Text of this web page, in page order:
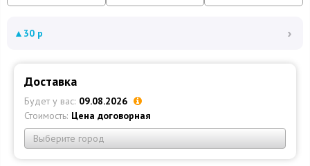
▲ 30 р ›
Доставка
Будет у вас: 09.08.2026
Стоимость: Цена договорная
Выберите город